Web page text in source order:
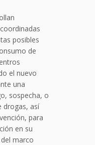
posibles
de
el nuevo
una
sospecha, o
drogas, así
para
en su
marco